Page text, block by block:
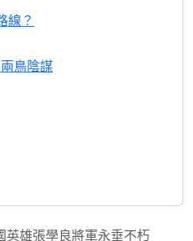
線？
鳥陰謀
英雄張學良將軍永垂不朽